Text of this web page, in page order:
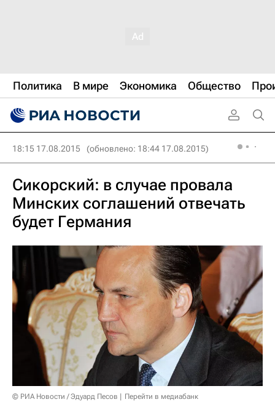
Политика В мире Экономика Общество
18:15 17.08.2015 (обновлено: 18:44 17.08.2015)
Сикорский: в случае провала
Минских соглашений отвечать
будет Германия
© РИА Новости / Эдуард Песов Перейти в медиабанк